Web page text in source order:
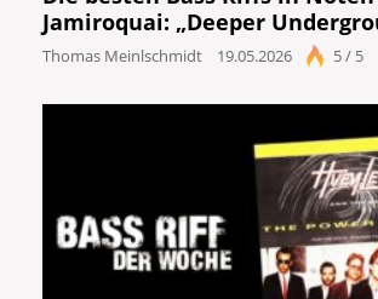
Jamiroquai: „Deeper
Thomas Meinlschmidt 19.05.2026 5 / 5